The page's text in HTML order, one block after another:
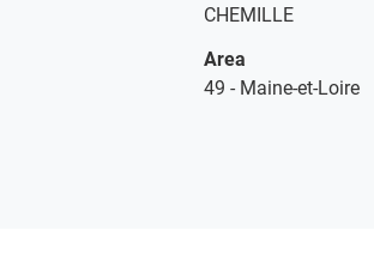
CHEMILLE
Area
49 - Maine-et-Loire